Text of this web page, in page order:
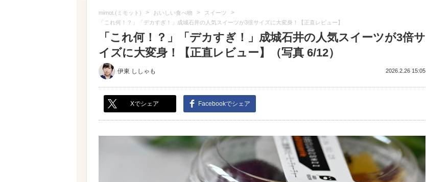
mimot.(ミモット) > おいしい食べ物 > スイーツ >
「これ何！？」「デカすぎ！」成城石井の人気スイーツが3倍サイズに大変身！【正直レビュー】
「これ何！？」「デカすぎ！」成城石井の人気スイーツが3倍サ
イズに大変身！【正直レビュー】（写真 6/12）
伊東 ししゃも 2026.2.26 15:05
Xでシェア Facebookでシェア